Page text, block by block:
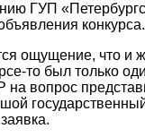
ГУП
конкурса.
ощущение, что и
то был только
на вопрос